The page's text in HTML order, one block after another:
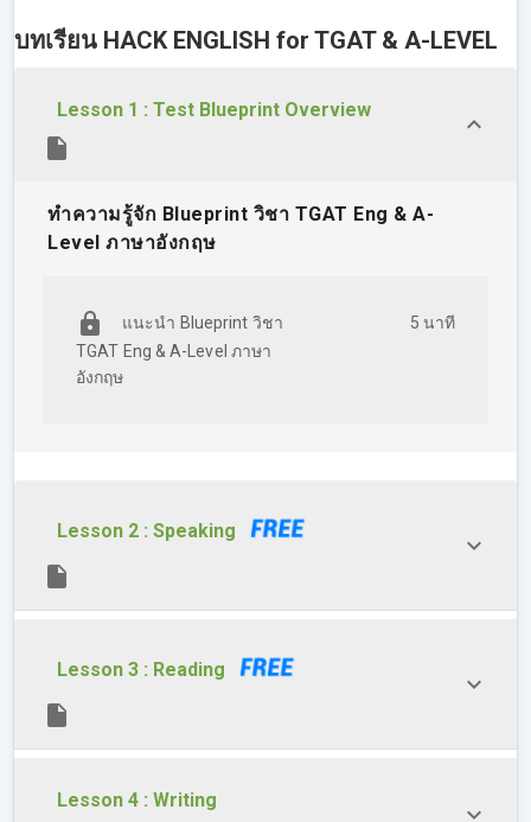
💟 เทคนิค Grammar วิชามาร กว่า 15 เรื่อง ดูปุ้บตอบปั้บ!
💟 คำศัพท์ที่เด็ก ม.6 ต้องรู้ก่อนสอบ TGAT & A-Level
💟 แนวโจทย์ Reading ทุกประเภท (โฆษณา, ข่าว, รีวิว, กราฟ,
บทความยาว) ที่ออกสอบทั้ง TGAT & A-Level
💟 เทคนิค Sandwich พิชิตโจทย์ Conversation ติวครั้งเดียวใช้ได้
💟 เทคนิคโจทย์เรียงประโยค (Paragraph Organization) โคตร
ง่าย! ตอบได้ในไม่กี่วิ
คณะในฝัน สมัครเลย!
บทเรียน HACK ENGLISH for TGAT & A-LEVEL
Lesson 1 : Test Blueprint Overview
ทำความรู้จัก Blueprint วิชา TGAT Eng & A-
Level ภาษาอังกฤษ
แนะนำ Blueprint วิชา
TGAT Eng & A-Level ภาษา
อังกฤษ
5 นาที
Lesson 2 : Speaking
Lesson 3 : Reading
Lesson 4 : Writing